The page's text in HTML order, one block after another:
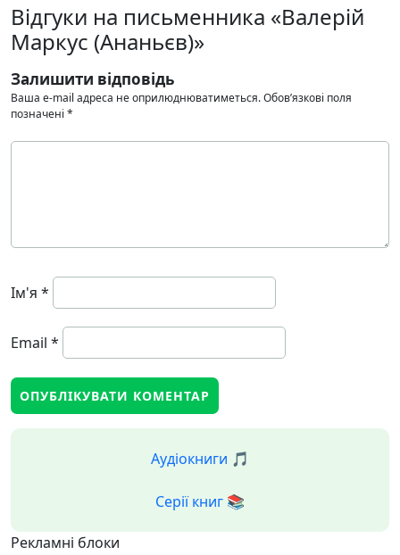
Відгуки на письменника «Валерій
Маркус (Ананьєв)»
Залишити відповідь
Ваша e-mail адреса не оприлюднюватиметься.Обов’язкові поля
позначені *
Ім'я *
Email *
Аудіокниги 🎵
Серії книг 📚
Рекламні блоки